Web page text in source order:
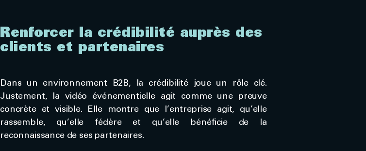
Renforcer la crédibilité auprès des
clients et partenaires
Dans un environnement B2B, la crédibilité joue un rôle clé.
Justement, la vidéo événementielle agit comme une preuve
concrète et visible. Elle montre que l’entreprise agit, qu’elle
rassemble, qu’elle fédère et qu’elle bénéficie de la
reconnaissance de ses partenaires.